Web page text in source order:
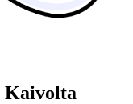
Kaivolta